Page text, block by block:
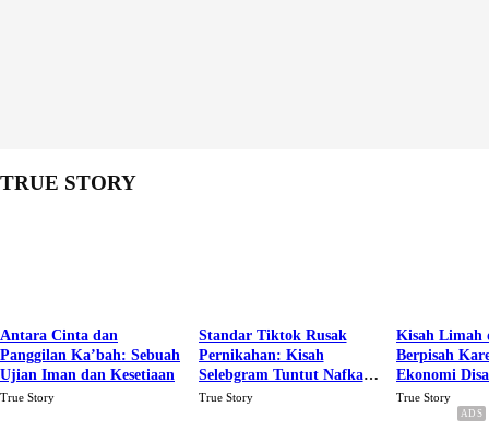
TRUE STORY
Antara Cinta dan
Panggilan Ka’bah: Sebuah
Ujian Iman dan Kesetiaan
True Story
Standar Tiktok Rusak
Pernikahan: Kisah
Selebgram Tuntut Nafkah
Rp.15 Juta Perbulan
True Story
Kisah Limah
Berpisah
Ekonomi
Karena Cinta
True Story